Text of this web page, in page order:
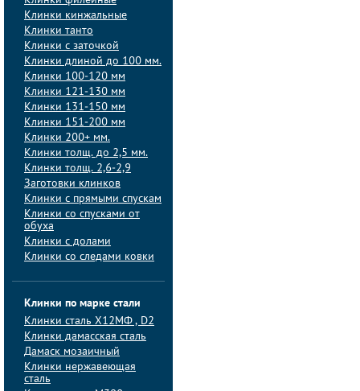
Клинки кинжальные
Клинки танто
Клинки с заточкой
Клинки длиной до 100 мм.
Клинки 100-120 мм
Клинки 121-130 мм
Клинки 131-150 мм
Клинки 151-200 мм
Клинки 200+ мм.
Клинки толщ. до 2,5 мм.
Клинки толщ. 2,6-2,9
Заготовки клинков
Клинки с прямыми спускам
Клинки со спусками от
обуха
Клинки с долами
Клинки со следами ковки
Клинки по марке стали
Клинки сталь Х12МФ , D2
Клинки дамасская сталь
Дамаск мозаичный
Клинки нержавеющая
сталь